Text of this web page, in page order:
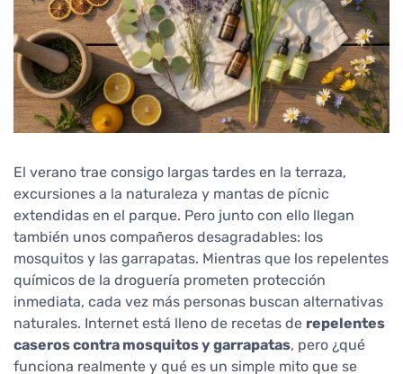
El verano trae consigo largas tardes en la terraza,
excursiones a la naturaleza y mantas de pícnic
extendidas en el parque. Pero junto con ello llegan
también unos compañeros desagradables: los
mosquitos y las garrapatas. Mientras que los repelentes
químicos de la droguería prometen protección
inmediata, cada vez más personas buscan alternativas
naturales. Internet está lleno de recetas de repelentes
caseros contra mosquitos y garrapatas, pero ¿qué
funciona realmente y qué es un simple mito que se